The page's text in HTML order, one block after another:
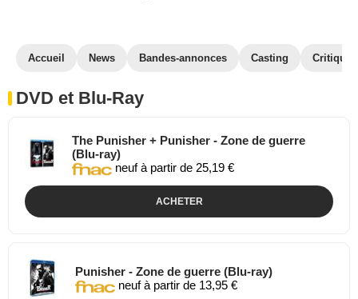
Accueil News Bandes-annonces Casting
DVD et Blu-Ray
The Punisher + Punisher - Zone de guerre
(Blu-ray)
neuf à partir de 25,19 €
ACHETER
Punisher - Zone de guerre (Blu-ray)
neuf à partir de 13,95 €